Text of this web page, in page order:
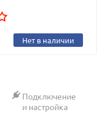
Нет в наличии
Подключение
и настройка